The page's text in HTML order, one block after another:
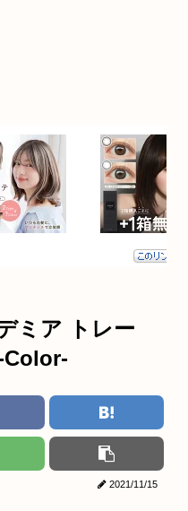
ミア トレー
Color-
2021/11/15